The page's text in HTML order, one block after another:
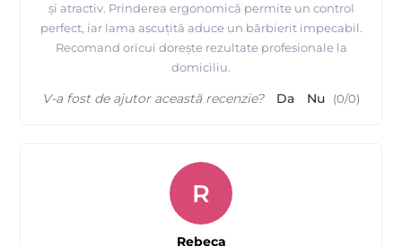
și atractiv. Prinderea ergonomică permite un control
perfect, iar lama ascuțită aduce un bărbierit impecabil.
Recomand oricui dorește rezultate profesionale la
domiciliu.
V-a fost de ajutor această recenzie? Da Nu (0/0)
R
Rebeca